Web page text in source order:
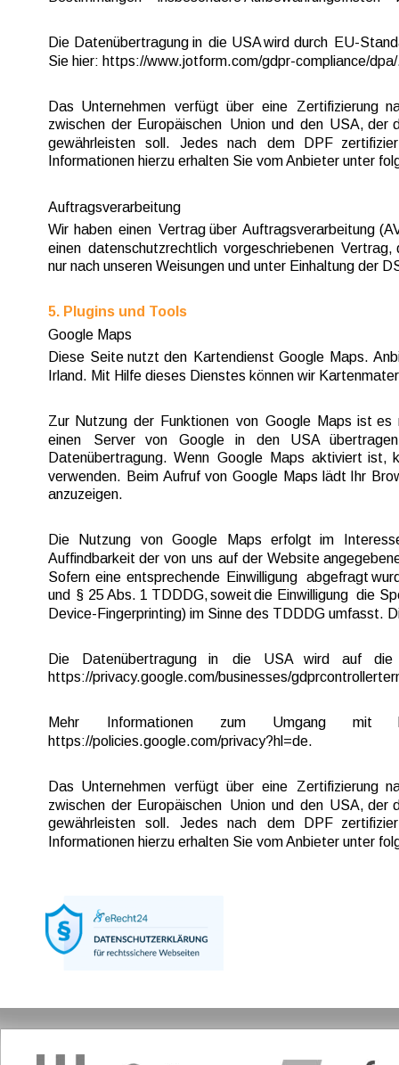
Die Datenübertragung in die USA wird durch EU-
Sie hier: https://www.jotform.com/gdpr-compliance/
Das Unternehmen verfügt über eine Zertifizierung
zwischen der Europäischen Union und den USA, der
gewährleisten soll. Jedes nach dem DPF
Informationen hierzu erhalten Sie vom Anbieter unter
Auftragsverarbeitung
Wir haben einen Vertrag über Auftragsverarbeitung
einen datenschutzrechtlich vorgeschriebenen
nur nach unseren Weisungen und unter Einhaltung der
5. Plugins und Tools
Google Maps
Diese Seite nutzt den Kartendienst Google Maps.
Irland. Mit Hilfe dieses Dienstes können wir
Zur Nutzung der Funktionen von Google Maps ist es
einen
Server von Google in den USA
Datenübertragung. Wenn Google Maps aktiviert ist,
verwenden. Beim Aufruf von Google Maps lädt Ihr
anzuzeigen.
Die Nutzung von Google Maps erfolgt im
Auffindbarkeit der von uns auf der Website
Sofern eine entsprechende Einwilligung abgefragt
und § 25 Abs. 1 TDDDG, soweit die Einwilligung die
Device-Fingerprinting) im Sinne des TDDDG umfasst.
Die Datenübertragung in die USA wird auf
https://privacy.google.com/businesses/
Mehr Informationen zum Umgang mit
https://policies.google.com/privacy?hl=de.
Das Unternehmen verfügt über eine Zertifizierung
zwischen der Europäischen Union und den USA, der
gewährleisten soll. Jedes nach dem DPF
Informationen hierzu erhalten Sie vom Anbieter unter